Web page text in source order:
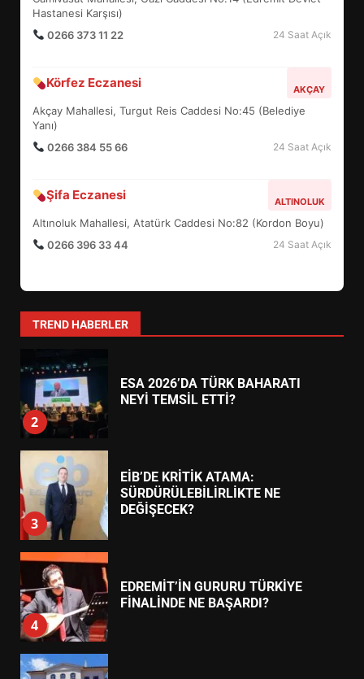
Hastanesi Karşısı)
0266 373 11 22
24 Saat Açık
Körfez Eczanesi AKÇAY
Akçay Mahallesi, Turgut Reis Caddesi No:45 (Belediye
Yanı)
0266 384 55 66
24 Saat Açık
Şifa Eczanesi ALTINOLUK
Altınoluk Mahallesi, Atatürk Caddesi No:82 (Kordon Boyu)
0266 396 33 44
24 Saat Açık
TREND HABERLER
5
6
TURNUVASI KAYITLARI NEYİ
7
YENİ YÖNETİM NASIL
ŞEKİLLENDİ?
1
HAREKETE GEÇİYOR: GÖZLER
2
ESA 2026’DA TÜRK BAHARATI
NEYİ TEMSİL ETTİ?
3
EİB’DE KRİTİK ATAMA:
SÜRDÜRÜLEBİLİRLİKTE NE
DEĞİŞECEK?
4
EDREMİT’İN GURURU TÜRKİYE
FİNALİNDE NE BAŞARDI?